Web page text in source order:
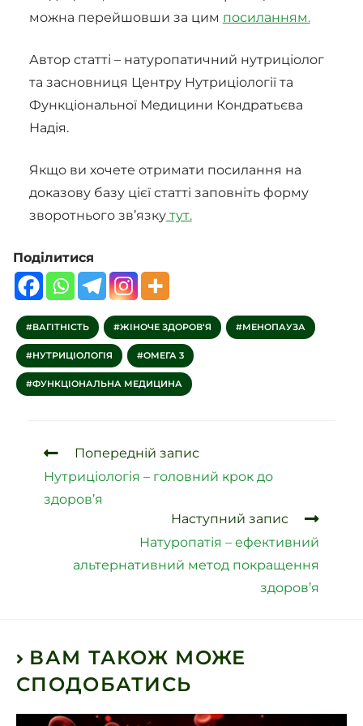
можна перейшовши за цим посиланням.
Автор статті – натуропатичний нутриціолог
та засновниця Центру Нутриціології та
Функціональної Медицини Кондратьєва
Надія.
Якщо ви хочете отримати посилання на
доказову базу цієї статті заповніть форму
зворотнього зв’язкутут.
Поділитися
ВАГІТНІСТЬ ЖІНОЧЕ ЗДОРОВ‘Я МЕНОПАУЗА
НУТРИЦІОЛОГІЯ ОМЕГА 3
ФУНКЦІОНАЛЬНА МЕДИЦИНА
Попередній запис
Нутриціологія – головний крок до
здоров’я
Наступний запис
Натуропатія – ефективний
альтернативний метод покращення
здоров’я
ВАМ ТАКОЖ МОЖЕ
СПОДОБАТИСЬ